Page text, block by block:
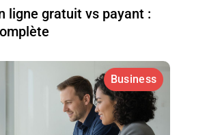
ligne gratuit vs payant :
Business